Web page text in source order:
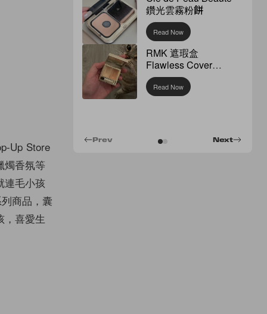
Up Store
燭香氛等
連毛小孩
商品，囊
，喜愛生
鑽光雲霧粉餅
Read Now
RMK 遮瑕盒
Flawless Cover
Concealer
Read Now
Next
Prev